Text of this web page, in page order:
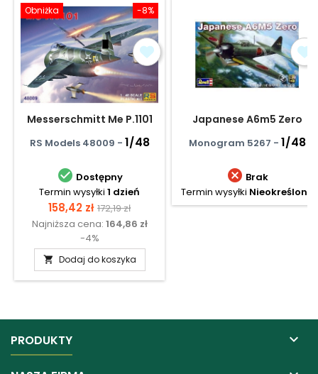
-8%
Obniżka
Messerschmitt Me P.1101
RS Models 48009 - 1/48
 Dostępny
Termin wysyłki 1 dzień
Cena
158,42 zł Cena
podstawowa
172,19 zł
Najniższa cena: 164,86 zł
-4%
 Dodaj do koszyka
Japanese A6m5 Zero
Monogram 5267 - 1/48
 Brak
Termin wysyłki Nieokreślony
PRODUKTY 